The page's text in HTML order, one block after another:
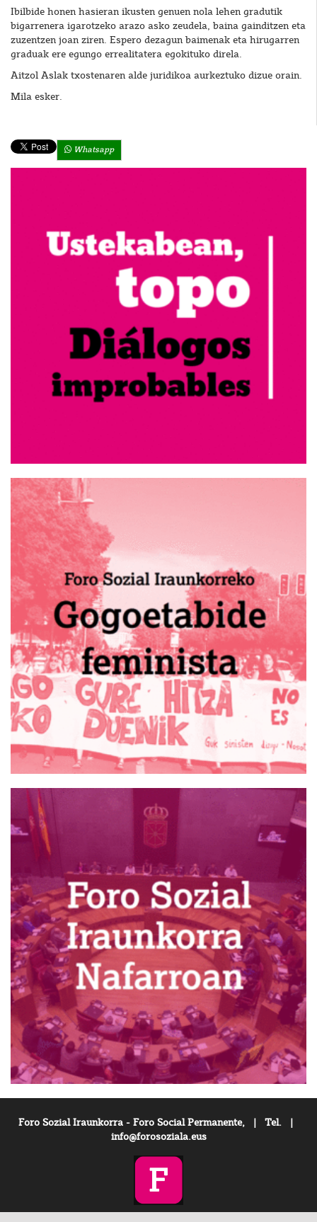
Ibilbide honen hasieran ikusten genuen nola lehen gradutik
bigarrenera igarotzeko arazo asko zeudela, baina gainditzen eta
zuzentzen joan ziren. Espero dezagun baimenak eta hirugarren
graduak ere egungo errealitatera egokituko direla.
Aitzol Aslak txostenaren alde juridikoa aurkeztuko dizue orain.
Mila esker.
Whatsapp
Foro Sozial Iraunkorra - Foro Social Permanente, | Tel. |
info@forosoziala.eus